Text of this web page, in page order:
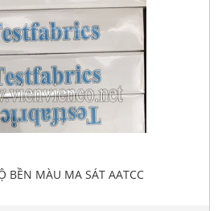
BỀN MÀU MA SÁT AATCC